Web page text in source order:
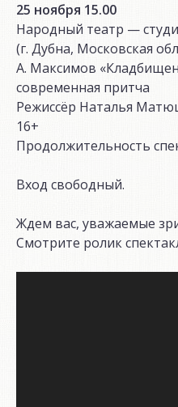
25 ноября 15.00
Народный театр —
(г. Дубна, Московская
А. Максимов
современная притча
Режиссёр Наталья
16+
Продолжительность
Вход свободный.
Ждем вас, уважаемые
Смотрите ролик